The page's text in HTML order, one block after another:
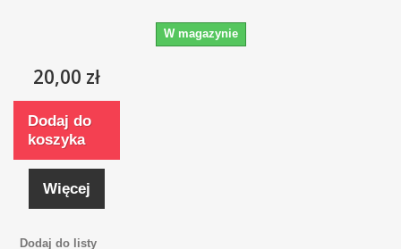
W magazynie
20,00 zł
Dodaj do
koszyka
Więcej
Dodaj do listy